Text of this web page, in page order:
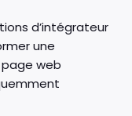
d’intégrateur
une
web